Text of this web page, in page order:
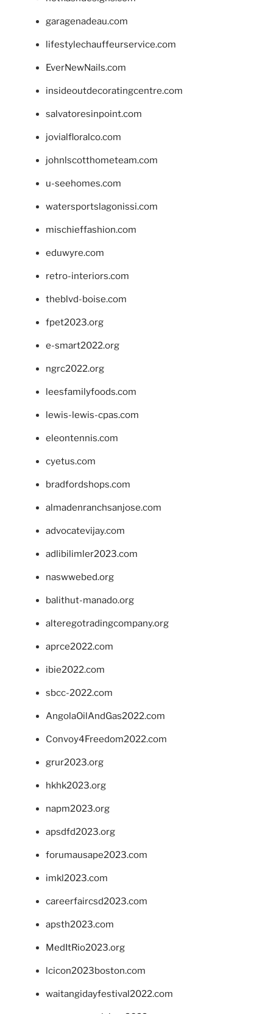
garagenadeau.com
lifestylechauffeurservice.com
EverNewNails.com
insideoutdecoratingcentre.com
salvatoresinpoint.com
jovialfloralco.com
johnlscotthometeam.com
u-seehomes.com
watersportslagonissi.com
mischieffashion.com
eduwyre.com
retro-interiors.com
theblvd-boise.com
fpet2023.org
e-smart2022.org
ngrc2022.org
leesfamilyfoods.com
lewis-lewis-cpas.com
eleontennis.com
cyetus.com
bradfordshops.com
almadenranchsanjose.com
advocatevijay.com
adlibilimler2023.com
naswwebed.org
balithut-manado.org
alteregotradingcompany.org
aprce2022.com
ibie2022.com
sbcc-2022.com
AngolaOilAndGas2022.com
Convoy4Freedom2022.com
grur2023.org
hkhk2023.org
napm2023.org
apsdfd2023.org
forumausape2023.com
imkl2023.com
careerfaircsd2023.com
apsth2023.com
MedItRio2023.org
lcicon2023boston.com
waitangidayfestival2022.com